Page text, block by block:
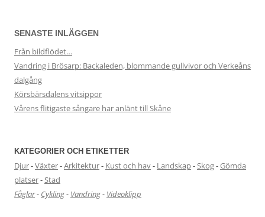
SENASTE INLÄGGEN
Från bildflödet…
Vandring i Brösarp: Backaleden, blommande gullvivor och Verkeåns
dalgång
Körsbärsdalens vitsippor
Vårens flitigaste sångare har anlänt till Skåne
KATEGORIER OCH ETIKETTER
Djur-Växter-Arkitektur- Kust och hav- Landskap-Skog-Gömda
platser-Stad
Fåglar- Cykling- Vandring- Videoklipp